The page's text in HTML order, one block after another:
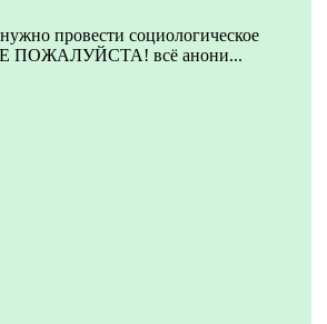
провести социологическое
ПОЖАЛУЙСТА! всё анони...